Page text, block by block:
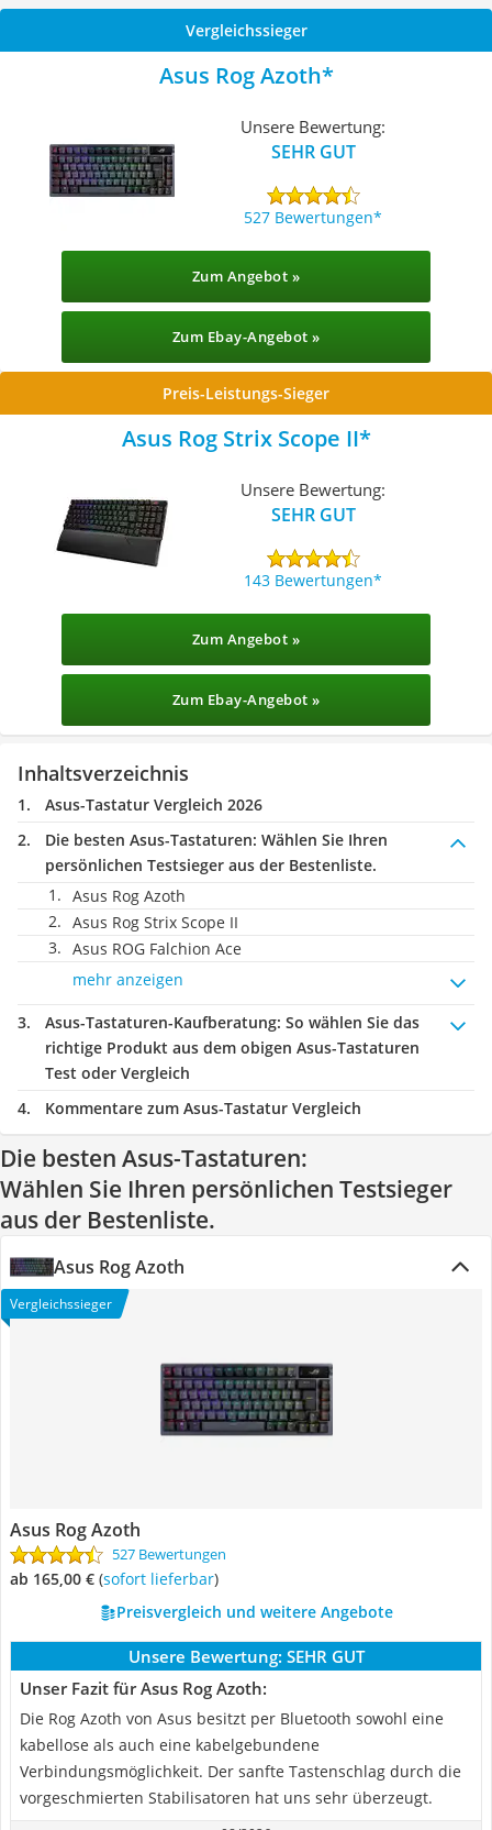
Vergleichssieger
Asus Rog Azoth
Unsere Bewertung:
SEHR GUT
527 Bewertungen
Zum Angebot »
Zum Ebay-Angebot »
Preis-Leistungs-Sieger
Asus Rog Strix Scope II
Unsere Bewertung:
SEHR GUT
143 Bewertungen
Zum Angebot »
Zum Ebay-Angebot »
Inhaltsverzeichnis
Asus-Tastatur Vergleich 2026
Die besten Asus-Tastaturen: Wählen Sie Ihren
persönlichen Testsieger aus der Bestenliste.
Asus Rog Azoth
Asus Rog Strix Scope II
Asus ROG Falchion Ace
mehr anzeigen
Asus-Tastaturen-Kaufberatung: So wählen Sie das
richtige Produkt aus dem obigen Asus-Tastaturen
Test oder Vergleich
Kommentare zum Asus-Tastatur Vergleich
Die besten Asus-Tastaturen:
Wählen Sie Ihren persönlichen Testsieger
aus der Bestenliste.
Asus Rog Azoth
Vergleichssieger
Asus Rog Azoth
527 Bewertungen
ab 165,00 € ( Sofort lieferbar)
Preisvergleich und weitere Angebote
Unsere Bewertung: SEHR GUT
Unser Fazit für Asus Rog Azoth:
Die Rog Azoth von Asus besitzt per Bluetooth sowohl eine
kabellose als auch eine kabelgebundene
Verbindungsmöglichkeit. Der sanfte Tastenschlag durch die
vorgeschmierten Stabilisatoren hat uns sehr überzeugt.